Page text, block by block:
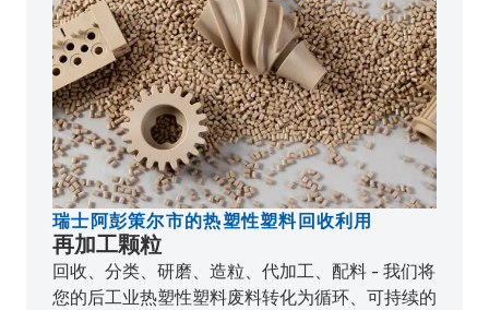
瑞士阿彭策尔市的热塑性塑料回收利用
再加工颗粒
回收、分类、研磨、造粒、代加工、配料 - 我们将
您的后工业热塑性塑料废料转化为循环、可持续的